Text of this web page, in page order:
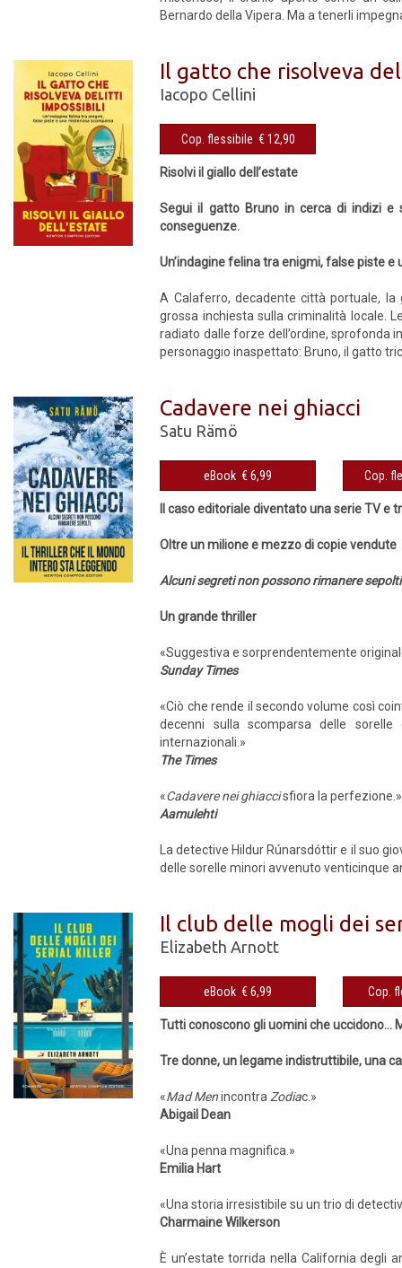
Bernardo della Vipera. Ma a tenerli
Il gatto che risolveva
Iacopo Cellini
Cop. flessibile € 12,90
Risolvi il giallo dell’estate
Segui il gatto Bruno in cerca di indizi e
conseguenze.
Un’indagine felina tra enigmi, false piste
A Calaferro, decadente città portuale,
grossa inchiesta sulla criminalità locale.
radiato dalle forze dell’ordine, sprofonda
personaggio inaspettato: Bruno, il gatto
Cadavere nei ghiacci
Satu Rämö
eBook € 6,99
Il caso editoriale diventato una serie TV e
Oltre un milione e mezzo di copie vendute
Alcuni segreti non possono rimanere sepolti
Un grande thriller
«Suggestiva e sorprendentemente
Sunday Times
«Ciò che rende il secondo volume così
decenni sulla scomparsa delle
internazionali.»
The Times
«Cadavere nei ghiaccisfiora la perfezione.»
Aamulehti
La detective Hildur Rúnarsdóttir e il suo
delle sorelle minori avvenuto venticinque
Il club delle mogli dei
Elizabeth Arnott
eBook € 6,99
Tutti conoscono gli uomini che uccidono…
Tre donne, un legame indistruttibile, una
«Mad Menincontra Zodiac.»
Abigail Dean
«Una penna magnifica.»
Emilia Hart
«Una storia irresistibile su un trio di
Charmaine Wilkerson
È un’estate torrida nella California degli